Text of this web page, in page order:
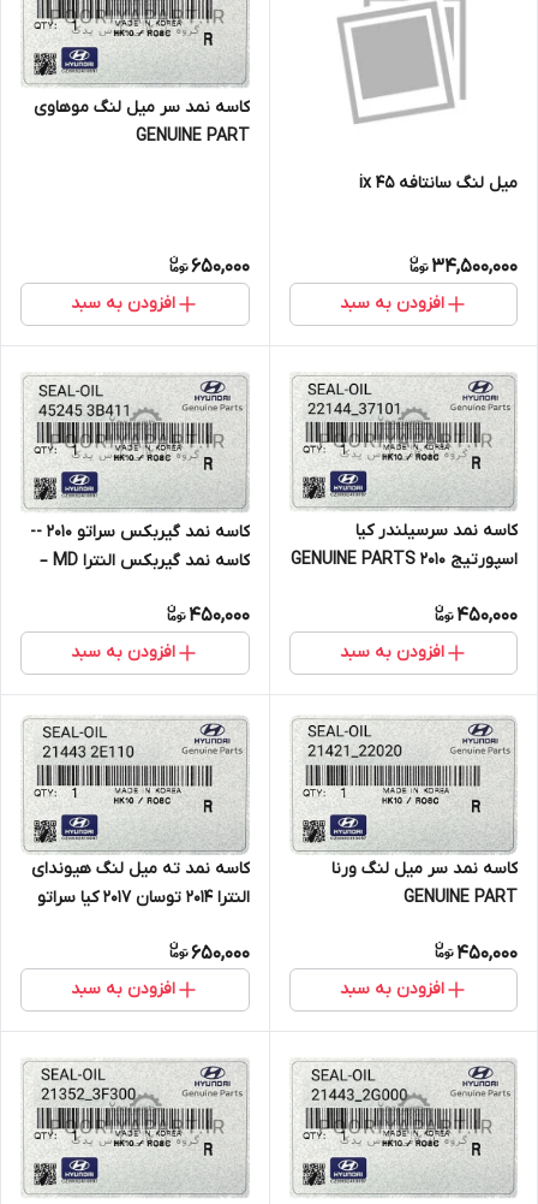
میل لنگ سانتافه ix 45
34,500,000
افزودن به سبد
کاسه نمد سر میل لنگ موهاوی
GENUINE PART
650,000
افزودن به سبد
کاسه نمد سرسیلندر کیا
اسپورتیج 2010 GENUINE PARTS
450,000
افزودن به سبد
کاسه نمد گیربکس سراتو 2010 --
کاسه نمد گیربکس النترا MD –
– سراتو YD – اپتیما JF – سول
QL
450,000
افزودن به سبد
کاسه نمد سر میل لنگ ورنا
GENUINE PART
450,000
افزودن به سبد
کاسه نمد ته میل لنگ هیوندای
النترا 2014 توسان 2017 کیا سراتو
650,000
افزودن به سبد